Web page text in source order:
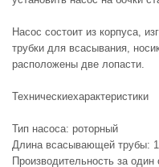
Насос состоит из корпуса,
трубки для всасывания,
расположены две лопасти.
Техническиехарактеристики
Тип насоса: роторный
Длина всасывающей трубы:
Производительность за